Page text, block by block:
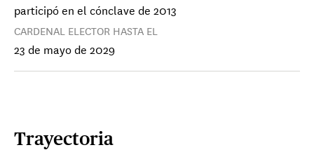
participó en el cónclave de 2013
CARDENAL ELECTOR HASTA EL
23 de mayo de 2029
Trayectoria